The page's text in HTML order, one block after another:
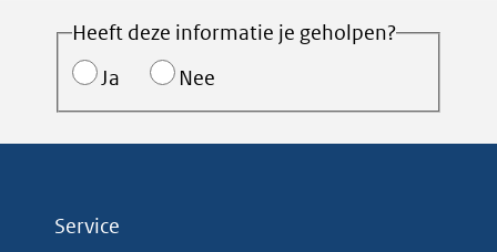
Heeft deze informatie je geholpen?
Ja
Nee
Service